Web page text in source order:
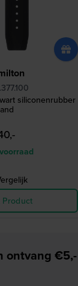
siliconenrubber
Product
ontvang